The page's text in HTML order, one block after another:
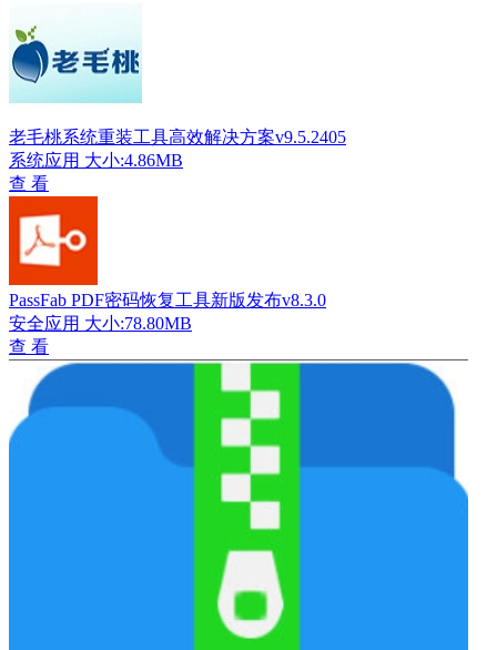
老毛桃系统重装工具高效解决方案v9.5.2405
系统应用 大小:4.86MB
查 看
PassFab PDF密码恢复工具新版发布v8.3.0
安全应用 大小:78.80MB
查 看